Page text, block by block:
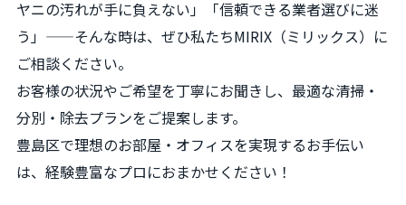
ヤニの汚れが手に負えない」「信頼できる業者選びに迷
う」——そんな時は、ぜひ私たちMIRIX（ミリックス）に
ご相談ください。
お客様の状況やご希望を丁寧にお聞きし、最適な清掃・
分別・除去プランをご提案します。
豊島区で理想のお部屋・オフィスを実現するお手伝い
は、経験豊富なプロにおまかせください！